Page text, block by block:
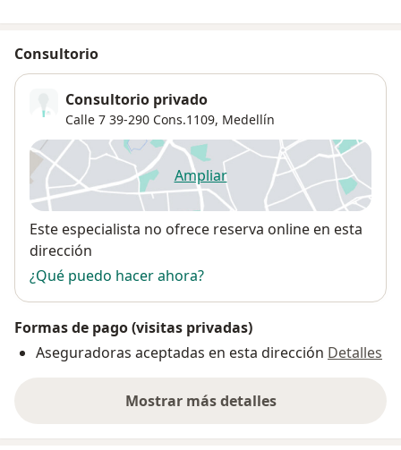
Consultorio
Consultorio privado
Calle 7 39-290 Cons.1109, Medellín
Ampliarse abre en una nueva
Disponibilidad
Este especialista no ofrece reserva online en esta
dirección
¿Qué puedo hacer ahora?
Formas de pago (visitas privadas)
Aseguradoras aceptadas en esta dirección Detalles
Mostrar más detalles
sobre la dirección